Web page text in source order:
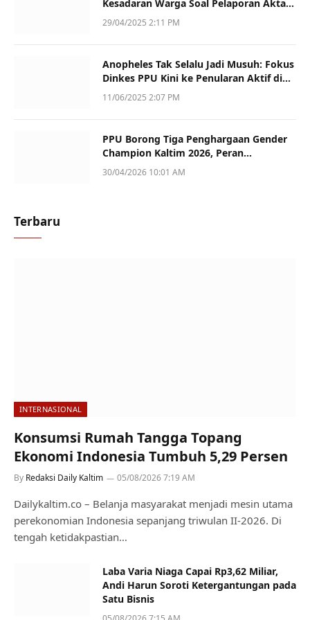
Kesadaran Warga Soal Pelaporan Akta
Kematian
29/04/2025 2:11 PM
Anopheles Tak Selalu Jadi Musuh: Fokus
Dinkes PPU Kini ke Penularan Aktif di
Sotek
11/06/2025 2:07 PM
PPU Borong Tiga Penghargaan Gender
Champion Kaltim 2026, Peran
Perempuan Jadi Sorotan
30/04/2026 10:01 AM
Terbaru
INTERNASIONAL
Konsumsi Rumah Tangga Topang
Ekonomi Indonesia Tumbuh 5,29 Persen
By Redaksi Daily Kaltim 05/08/2026 7:19 AM
Dailykaltim.co – Belanja masyarakat menjadi mesin utama
perekonomian Indonesia sepanjang triwulan II-2026. Di
tengah ketidakpastian…
Laba Varia Niaga Capai Rp3,62 Miliar,
Andi Harun Soroti Ketergantungan pada
Satu Bisnis